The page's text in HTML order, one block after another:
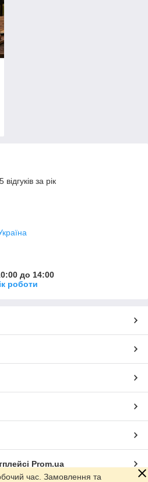
за рік
до 14:00
роботи
Prom.ua
час. Замовлення та